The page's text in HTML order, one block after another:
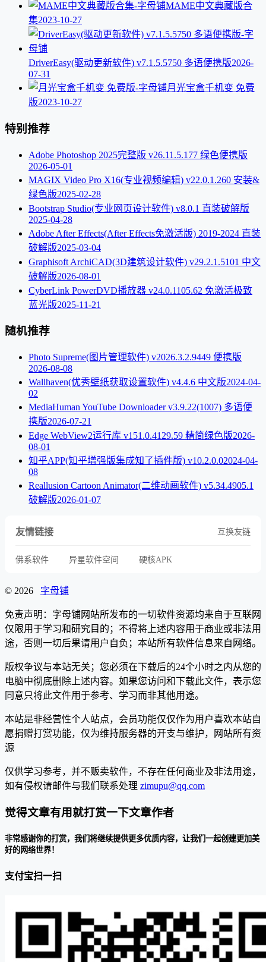
MAME中文典藏版合
集2023-10-27
DriverEasy(驱动更新软件) v7.1.5.5750 多语便携版2026-
07-31
月光宝盒千机变 免费
版2023-10-27
特别推荐
Adobe Photoshop 2025完整版 v26.11.5.177 绿色便携版
2026-05-01
MAGIX Video Pro X16(专业视频编辑) v22.0.1.260 安装&
绿色版2025-02-28
Bootstrap Studio(专业网页设计软件) v8.0.1 直装破解版
2025-04-28
Adobe After Effects(After Effects免激活版) 2019-2024 直装
破解版2025-03-04
Graphisoft ArchiCAD(3D建筑设计软件) v29.2.1.5101 中文
破解版2026-08-01
CyberLink PowerDVD播放器 v24.0.1105.62 免激活极致
蓝光版2025-11-21
随机推荐
Photo Supreme(图片管理软件) v2026.3.2.9449 便携版
2026-08-08
Wallhaven(优秀壁纸获取设置软件) v4.4.6 中文版2024-04-
02
MediaHuman YouTube Downloader v3.9.22(1007) 多语便
携版2026-07-21
Edge WebView2运行库 v151.0.4129.59 精简绿色版2026-
08-01
知乎APP(知乎增强版集成知了插件版) v10.2.0.02024-04-
08
Reallusion Cartoon Animator(二维动画软件) v5.34.4905.1
破解版2026-01-07
友情链接 互换友链
佛系软件 异星软件空间 硬核APK
© 2026 字母铺
免责声明：字母铺网站所发布的一切软件资源均来自于互联网
仅限用于学习和研究目的；不得将上述内容用于商业或非法用
途，否则一切后果请用户自负；本站所有软件信息来自网络。
版权争议与本站无关；您必须在下载后的24个小时之内从您的
电脑中彻底删除上述内容。如果您访问和下载此文件，表示您
同意只将此文件用于参考、学习而非其他用途。
本站是非经营性个人站点，会员功能仅仅作为用户喜欢本站自
愿捐赠打赏功能，仅为维持服务器的开支与维护，网站所有资
源
仅供学习参考，并不贩卖软件，不存在任何商业及非法用途，
如有侵权请邮件与我们联系处理 zimupu@qq.com
觉得文章有用就打赏一下文章作者
非常感谢你的打赏，我们将继续提供更多优质内容，让我们一起创建更加美
好的网络世界！
支付宝扫一扫